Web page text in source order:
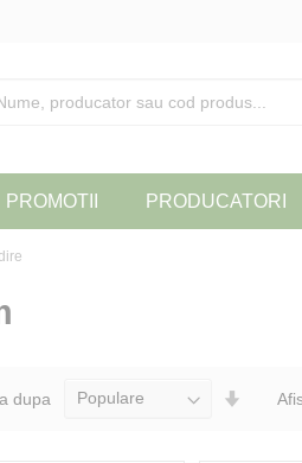
PROMOTII PRODUCATORI
dupa
Seteaza